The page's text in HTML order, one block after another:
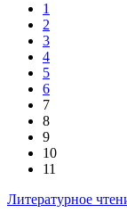
1
2
3
4
5
6
7
8
9
10
11
Литературное